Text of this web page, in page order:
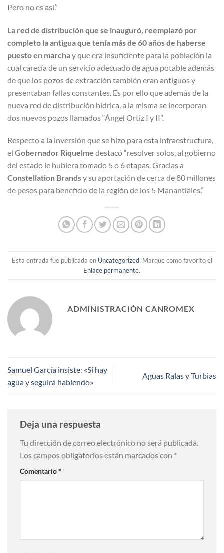
Pero no es así.”
La red de distribución que se inauguró, reemplazó por
completo la antigua que tenía más de 60 años de haberse
puesto en marchay que era insuficiente para la población la
cual carecía de un servicio adecuado de agua potable además
de que los pozos de extracción también eran antiguos y
presentaban fallas constantes. Es por ello que además de la
nueva red de distribución hídrica, a la misma se incorporan
dos nuevos pozos llamados “Ángel Ortiz I y II”.
Respecto a la inversión que se hizo para esta infraestructura,
el Gobernador Riquelme destacó “resolver solos, al gobierno
del estado le hubiera tomado 5 o 6 etapas. Gracias a
Constellation Brandsy su aportación de cerca de 80 millones
de pesos para beneficio de la región de los 5 Manantiales.”
Esta entrada fue publicada en Uncategorized. Marque como favorito el
Enlace permanente.
ADMINISTRACIÓN CANROMEX
Samuel García insiste: «Sí hay
agua y seguirá habiendo»
Aguas Ralas y Turbias
Deja una respuesta
Tu dirección de correo electrónico no será publicada.
Los campos obligatorios están marcados con *
Comentario*